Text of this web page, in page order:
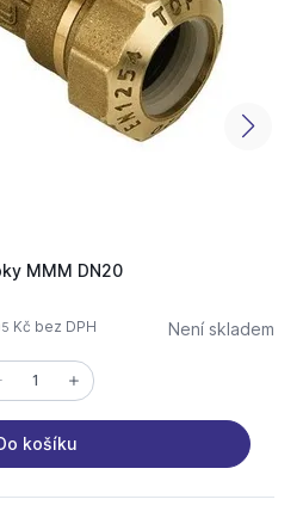
MMM DN20
Kč bez DPH Není skladem
košíku